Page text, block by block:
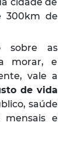
300km de
sobre as
morar, e
vale a
de vida
saúde
mensais e